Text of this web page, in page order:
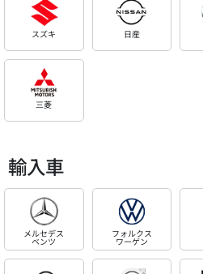
スズキ 日産
三菱
輸入車
メルセデス
ベンツ
フォルクス
ワーゲン